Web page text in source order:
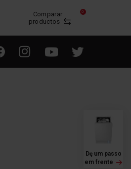
Comparar
productos
0
Dę um passo
em frente